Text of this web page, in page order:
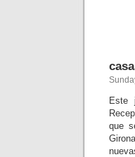
Este
que